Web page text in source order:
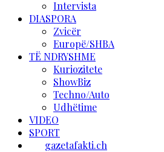
Intervista
DIASPORA
Zvicër
Europë/SHBA
TË NDRYSHME
Kuriozitete
ShowBiz
Techno/Auto
Udhëtime
VIDEO
SPORT
gazetafakti.ch